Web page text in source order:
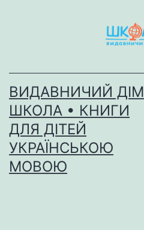
ВИДАВНИЧИЙ ДІМ
ШКОЛА • КНИГИ
ДЛЯ ДІТЕЙ
УКРАЇНСЬКОЮ
МОВОЮ